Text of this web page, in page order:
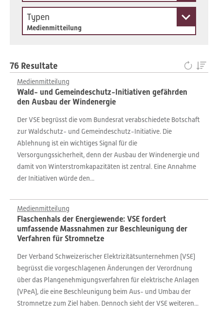
Typen
Medienmitteilung
76 Resultate
Medienmitteilung
Wald- und Gemeindeschutz-Initiativen gefährden
den Ausbau der Windenergie
Der VSE begrüsst die vom Bundesrat verabschiedete Botschaft
zur Waldschutz- und Gemeindeschutz-Initiative. Die
Ablehnung ist ein wichtiges Signal für die
Versorgungssicherheit, denn der Ausbau der Windenergie und
damit von Winterstromkapazitäten ist zentral. Eine Annahme
der Initiativen würde den...
Medienmitteilung
Flaschenhals der Energiewende: VSE fordert
umfassende Massnahmen zur Beschleunigung der
Verfahren für Stromnetze
Der Verband Schweizerischer Elektrizitätsunternehmen (VSE)
begrüsst die vorgeschlagenen Änderungen der Verordnung
über das Plangenehmigungsverfahren für elektrische Anlagen
(VPeA), die eine Beschleunigung beim Aus- und Umbau der
Stromnetze zum Ziel haben. Dennoch sieht der VSE weiteren...